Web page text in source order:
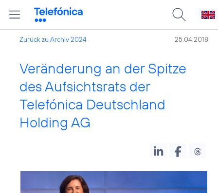
Zurück zu Archiv 2024 25.04.2018
Veränderung an der Spitze
des Aufsichtsrats der
Telefónica Deutschland
Holding AG